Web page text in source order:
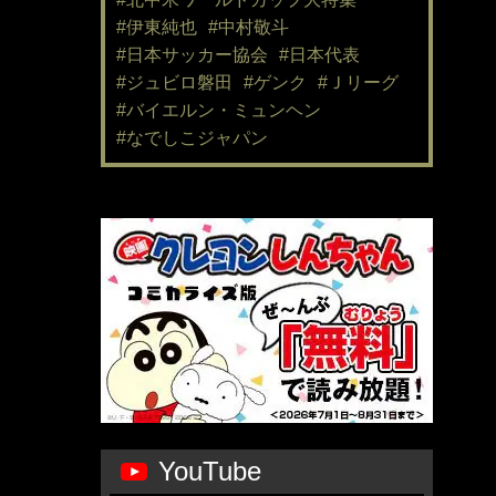
#伊東純也 #中村敬斗
#日本サッカー協会
#日本代表
#ジュビロ磐田
#ゲンク
#Ｊリーグ
#バイエルン・ミュンヘン
#なでしこジャパン
YouTube